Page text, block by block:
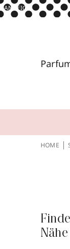
ANZEIGE
HOME
Nähe